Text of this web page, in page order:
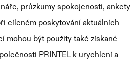
průzkumy spokojenosti, ankety
cíleném poskytování aktuálních
mohou být použity také získané
PRINTEL k urychlení a